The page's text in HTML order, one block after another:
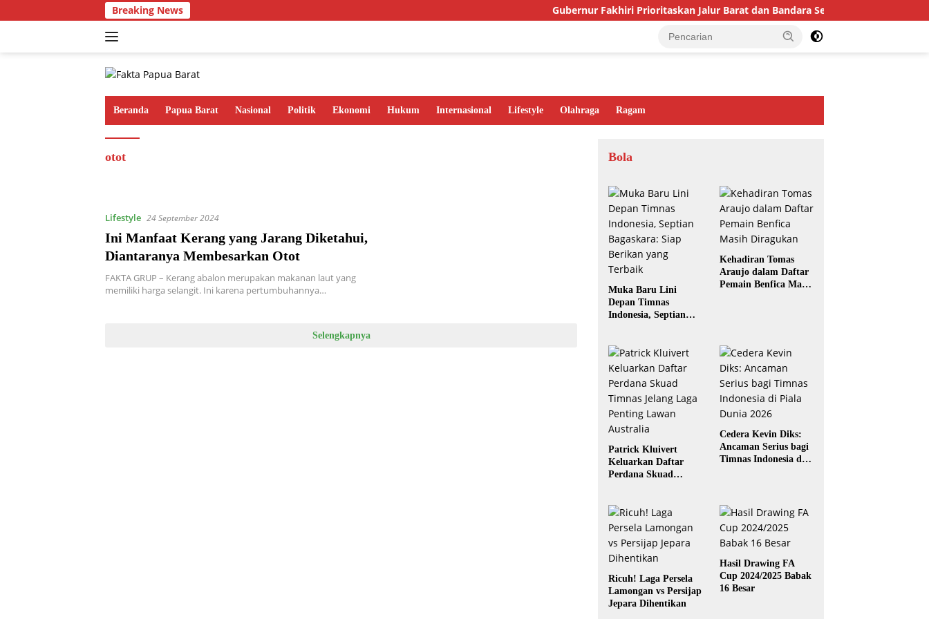
ke
Breaking News Gubernur Fakhiri Prioritaskan Jalur Barat dan Bandara Serui untuk Perkuat
Beranda Papua Barat Nasional Politik Ekonomi Hukum Internasional Lifestyle Olahraga Ragam
otot
Lifestyle 24 September 2024
Ini Manfaat Kerang yang Jarang Diketahui,
Diantaranya Membesarkan Otot
FAKTA GRUP – Kerang abalon merupakan makanan laut yang
memiliki harga selangit. Ini karena pertumbuhannya…
Selengkapnya
Bola
Muka Baru Lini
Depan Timnas
Indonesia, Septian
Kehadiran Tomas
Araujo dalam Daftar
Pemain Benfica Masih
Patrick Kluivert
Keluarkan Daftar
Perdana Skuad
Australia
Cedera Kevin Diks:
Ancaman Serius bagi
Timnas Indonesia di
Ricuh! Laga Persela
Lamongan vs Persijap
Jepara Dihentikan
Hasil Drawing FA
Cup 2024/2025 Babak
16 Besar